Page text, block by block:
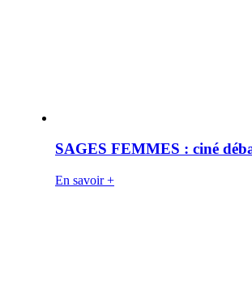
SAGES FEMMES : ciné
En savoir +